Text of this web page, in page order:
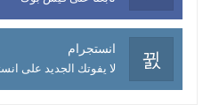
انستجرام
لا يفوتك الجديد على